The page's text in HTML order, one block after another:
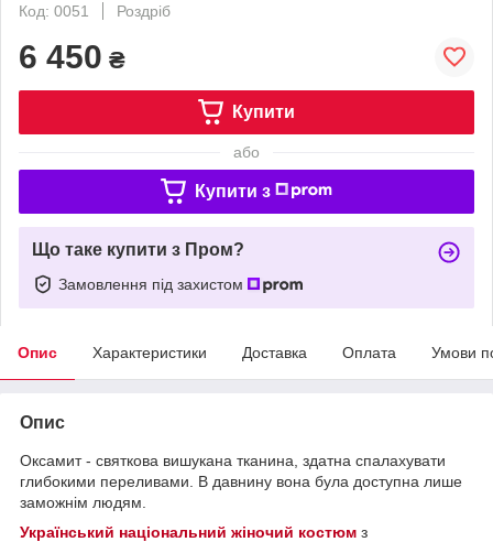
Код: 0051
Роздріб
6 450 ₴
Купити
або
Купити з
Що таке купити з Пром?
Замовлення під захистом
Опис Характеристики Доставка Оплата Умови
Опис
Оксамит - святкова вишукана тканина, здатна спалахувати
глибокими переливами. В давнину вона була доступна лише
заможнім людям.
Український національний жіночий костюм з